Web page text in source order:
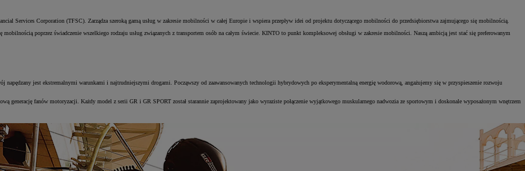
Services Corporation (TFSC). Zarządza szeroką gamą usług w zakresie mobilności w całej Europie i wspiera przepływ idei od projektu dotyczącego mobilności do przedsiębiorstwa zajmującego się mobilnością.
poprzez świadczenie wszelkiego rodzaju usług związanych z transportem osób na całym świecie. KINTO to punkt kompleksowej obsługi w zakresie mobilności. Naszą ambicją jest stać się preferowanym
jest ekstremalnymi warunkami i najtrudniejszymi drogami. Począwszy od zaawansowanych technologii hybrydowych po eksperymentalną energię wodorową, angażujemy się w przyspieszenie rozwoju
generację fanów motoryzacji. Każdy model z serii GR i GR SPORT został starannie zaprojektowany jako wyraziste połączenie wyjątkowego muskularnego nadwozia ze sportowym i doskonale wyposażonym wnętrzem